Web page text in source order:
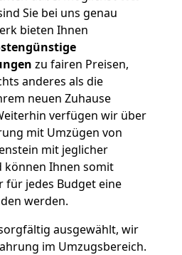
Sie bei uns genau
bieten Ihnen
zu fairen Preisen,
anderes als die
neuen Zuhause
verfügen wir über
mit Umzügen von
mit jeglicher
Ihnen somit
für jedes Budget eine
werden.
ausgewählt, wir
im Umzugsbereich.